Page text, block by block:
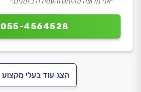
055-4564528
הצג עוד בעלי מקצוע